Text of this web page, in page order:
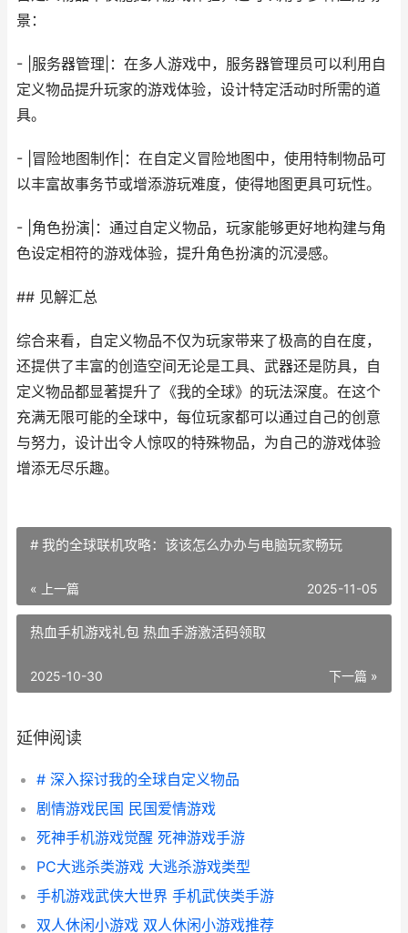
景：
- |服务器管理|：在多人游戏中，服务器管理员可以利用自
定义物品提升玩家的游戏体验，设计特定活动时所需的道
具。
- |冒险地图制作|：在自定义冒险地图中，使用特制物品可
以丰富故事务节或增添游玩难度，使得地图更具可玩性。
- |角色扮演|：通过自定义物品，玩家能够更好地构建与角
色设定相符的游戏体验，提升角色扮演的沉浸感。
## 见解汇总
综合来看，自定义物品不仅为玩家带来了极高的自在度，
还提供了丰富的创造空间无论是工具、武器还是防具，自
定义物品都显著提升了《我的全球》的玩法深度。在这个
充满无限可能的全球中，每位玩家都可以通过自己的创意
与努力，设计出令人惊叹的特殊物品，为自己的游戏体验
增添无尽乐趣。
# 我的全球联机攻略：该该怎么办办与电脑玩家畅玩
« 上一篇 2025-11-05
热血手机游戏礼包 热血手游激活码领取
下一篇 »
2025-10-30
延伸阅读
# 深入探讨我的全球自定义物品
剧情游戏民国 民国爱情游戏
死神手机游戏觉醒 死神游戏手游
PC大逃杀类游戏 大逃杀游戏类型
手机游戏武侠大世界 手机武侠类手游
双人休闲小游戏 双人休闲小游戏推荐